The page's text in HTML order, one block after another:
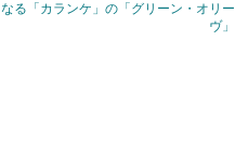
る「カランケ」の「グリーン・オリー
ヴ」